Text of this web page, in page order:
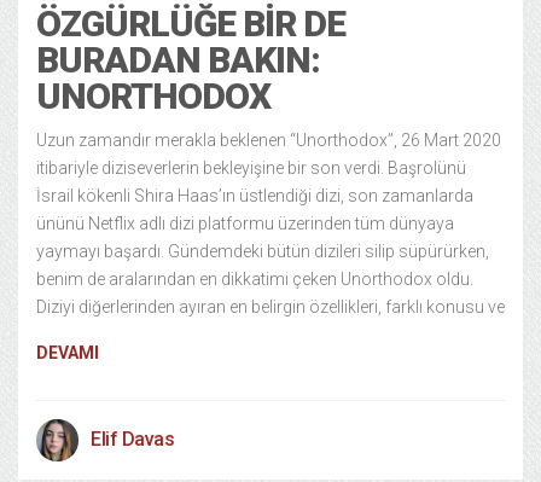
ÖZGÜRLÜĞE BİR DE
BURADAN BAKIN:
UNORTHODOX
Uzun zamandır merakla beklenen “Unorthodox”, 26 Mart 2020
itibariyle diziseverlerin bekleyişine bir son verdi. Başrolünü
İsrail kökenli Shira Haas’ın üstlendiği dizi, son zamanlarda
ününü Netflix adlı dizi platformu üzerinden tüm dünyaya
yaymayı başardı. Gündemdeki bütün dizileri silip süpürürken,
benim de aralarından en dikkatimi çeken Unorthodox oldu.
Diziyi diğerlerinden ayıran en belirgin özellikleri, farklı konusu ve
DEVAMI
Elif Davas